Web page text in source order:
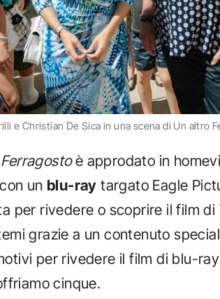
e Christian De Sica in una scena di Un altro
è approdato in
un blu-ray targato Eagle
per rivedere o scoprire il film di
grazie a un contenuto
per rivedere il film di blu-
cinque.